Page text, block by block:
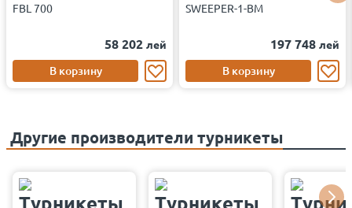
FBL 700
58 202 лей
В корзину
SWEEPER-1-BM
197 748 лей
В корзину
Другие производители турникеты